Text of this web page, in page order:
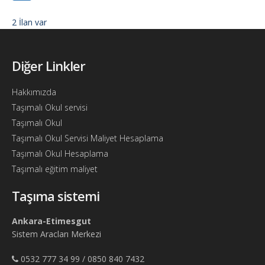
Söför
Arayanlar
Arac
arayanlar
Soför
olup
iş
arayanlar
Aracına
iş
Blog
Yol
Bul
2 İlan var
Diğer Linkler
Hakkımızda
Taşımalı Okul servisi
Taşımalı Okul
Taşımalı Okul Servisi Maliyet Hesaplama
Taşımalı Okul Hesaplama
Taşımalı eğitim maliyet
Taşıma sistemi
Ankara-Etimesgut
Sistem Aracları Merkezi
0532 777 34 99 / 0850 840 7432